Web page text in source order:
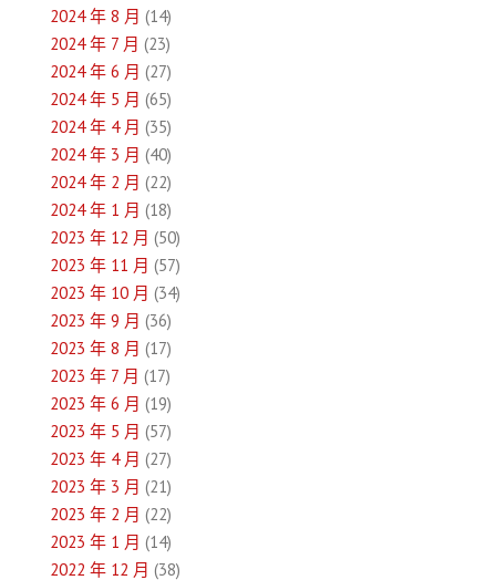
2024 年 8 月 (14)
2024 年 7 月 (23)
2024 年 6 月 (27)
2024 年 5 月 (65)
2024 年 4 月 (35)
2024 年 3 月 (40)
2024 年 2 月 (22)
2024 年 1 月 (18)
2023 年 12 月 (50)
2023 年 11 月 (57)
2023 年 10 月 (34)
2023 年 9 月 (36)
2023 年 8 月 (17)
2023 年 7 月 (17)
2023 年 6 月 (19)
2023 年 5 月 (57)
2023 年 4 月 (27)
2023 年 3 月 (21)
2023 年 2 月 (22)
2023 年 1 月 (14)
2022 年 12 月 (38)